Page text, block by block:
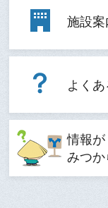
施設案
よく
情報が
みつ